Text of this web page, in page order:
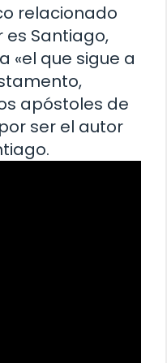
relacionado
es Santiago,
«el que sigue a
apóstoles de
ser el autor